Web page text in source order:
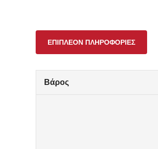
ΕΠΙΠΛΈΟΝ ΠΛΗΡΟΦΟΡΊΕΣ
Βάρος